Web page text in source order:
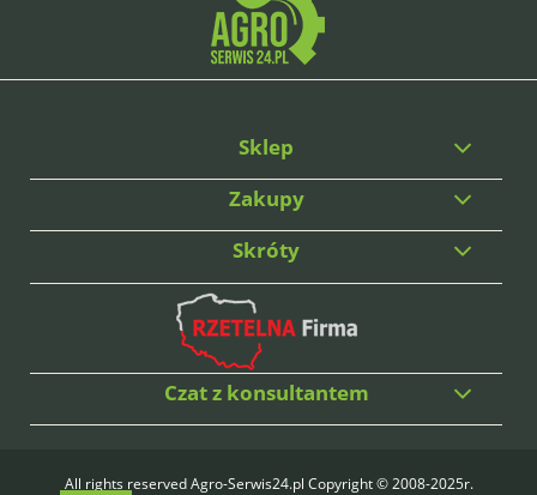
Sklep
Zakupy
Skróty
Czat z konsultantem
All rights reserved Agro-Serwis24.pl Copyright © 2008-2025r.